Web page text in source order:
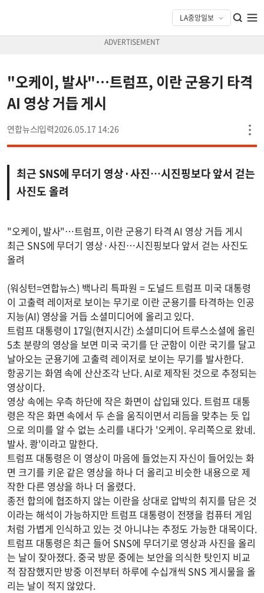
"오케이, 발사"…트럼프, 이란 군용기 타격
AI 영상 거듭 게시
연합뉴스 2026.05.17 14:26
최근 SNS에 무더기 영상·사진…시진핑보다 앞서 걷는
사진도 올려
"오케이, 발사"…트럼프, 이란 군용기 타격 AI 영상 거듭 게시
최근 SNS에 무더기 영상·사진…시진핑보다 앞서 걷는 사진도
올려
(워싱턴=연합뉴스) 백나리 특파원 = 도널드 트럼프 미국 대통령
이 고출력 레이저로 보이는 무기로 이란 군용기를 타격하는 인공
지능(AI) 영상을 거듭 소셜미디어에 올리고 있다.
트럼프 대통령이 17일(현지시간) 소셜미디어 트루스소셜에 올린
5초 분량의 영상을 보면 미국 국기를 단 군함이 이란 국기를 달고
날아오는 군용기에 고출력 레이저로 보이는 무기를 발사한다.
항공기는 화염 속에 산산조각 난다. AI로 제작된 것으로 추정되는
영상이다.
영상 속에는 우측 하단에 작은 화면이 삽입돼 있다. 트럼프 대통
령은 작은 화면 속에서 두 손을 움직이면서 리듬을 맞추는 듯 입
으로 의미를 알 수 없는 소리를 내다가 '오케이. 우리쪽으로 왔네.
발사. 쾅'이라고 말한다.
트럼프 대통령은 이 영상이 마음에 들었는지 자신이 들어있는 화
면 크기를 키운 같은 영상을 하나 더 올리고 비슷한 내용으로 제
작한 다른 영상을 하나 더 올렸다.
종전 합의에 협조하지 않는 이란을 상대로 압박의 취지를 담은 것
이라는 해석이 가능하지만 트럼프 대통령이 전쟁을 컴퓨터 게임
처럼 가볍게 인식하고 있는 것 아니냐는 추정도 가능한 대목이다.
트럼프 대통령은 최근 들어 SNS에 무더기로 영상과 사진을 올리
는 날이 잦아졌다. 중국 방문 중에는 보안을 의식한 탓인지 비교
적 잠잠했지만 방중 이전부터 하루에 수십개씩 SNS 게시물을 올
리는 날이 적지 않았다.